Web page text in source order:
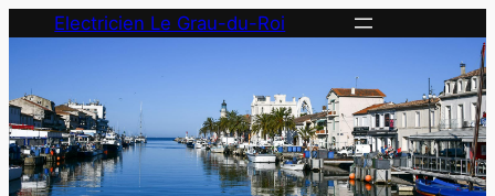
Electricien Le Grau-du-Roi